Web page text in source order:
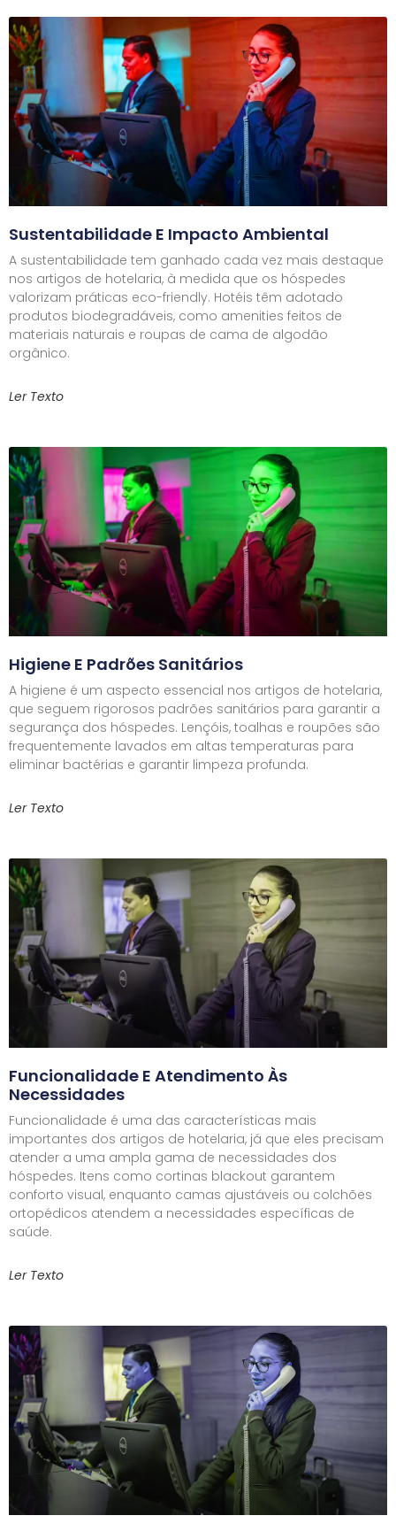
Sustentabilidade E Impacto Ambiental
A sustentabilidade tem ganhado cada vez mais destaque
nos artigos de hotelaria, à medida que os hóspedes
valorizam práticas eco-friendly. Hotéis têm adotado
produtos biodegradáveis, como amenities feitos de
materiais naturais e roupas de cama de algodão
orgânico.
Ler Texto
Higiene E Padrões Sanitários
A higiene é um aspecto essencial nos artigos de hotelaria,
que seguem rigorosos padrões sanitários para garantir a
segurança dos hóspedes. Lençóis, toalhas e roupões são
frequentemente lavados em altas temperaturas para
eliminar bactérias e garantir limpeza profunda.
Ler Texto
Funcionalidade E Atendimento Às
Necessidades
Funcionalidade é uma das características mais
importantes dos artigos de hotelaria, já que eles precisam
atender a uma ampla gama de necessidades dos
hóspedes. Itens como cortinas blackout garantem
conforto visual, enquanto camas ajustáveis ou colchões
ortopédicos atendem a necessidades específicas de
saúde.
Ler Texto